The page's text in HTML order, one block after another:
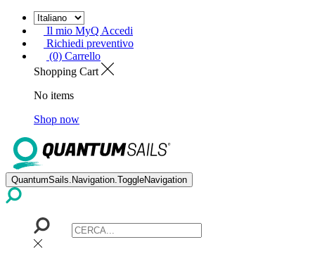
Il mio MyQ Accedi
Richiedi preventivo
(0) Carrello
Shopping Cart
No items
Shop now
QuantumSails.Navigation.ToggleNavigation